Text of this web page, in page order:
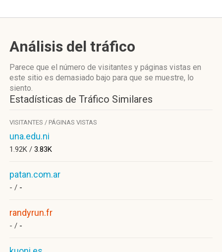
Análisis del tráfico
Parece que el número de visitantes y páginas vistas en
este sitio es demasiado bajo para que se muestre, lo
siento.
Estadísticas de Tráfico Similares
VISITANTES / PÁGINAS VISTAS
una.edu.ni
1.92K / 3.83K
patan.com.ar
- / -
randyrun.fr
- / -